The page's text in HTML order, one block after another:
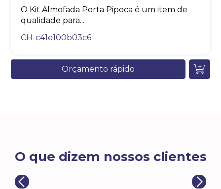
O Kit Almofada Porta Pipoca é um item de
qualidade para...
CH-c41e100b03c6
Orçamento rápido
O que dizem nossos clientes